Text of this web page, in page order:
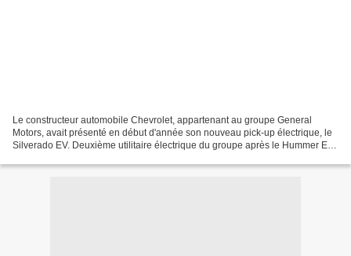
Le constructeur automobile Chevrolet, appartenant au groupe General
Motors, avait présenté en début d'année son nouveau pick-up électrique, le
Silverado EV. Deuxième utilitaire électrique du groupe après le Hummer EV,